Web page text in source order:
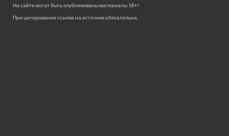
На сайте могут быть опубликованы материалы 18+!
При цитировании ссылка на источник обязательна.